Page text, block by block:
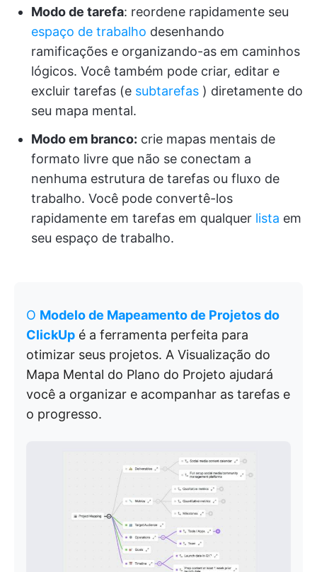
Modo de tarefa: reordene rapidamente seu
espaço de trabalho desenhando
ramificações e organizando-as em caminhos
lógicos. Você também pode criar, editar e
excluir tarefas (e subtarefas ) diretamente do
seu mapa mental.
Modo em branco: crie mapas mentais de
formato livre que não se conectam a
nenhuma estrutura de tarefas ou fluxo de
trabalho. Você pode convertê-los
rapidamente em tarefas em qualquer lista em
seu espaço de trabalho.
O Modelo de Mapeamento de Projetos do
ClickUp é a ferramenta perfeita para
otimizar seus projetos. A Visualização do
Mapa Mental do Plano do Projeto ajudará
você a organizar e acompanhar as tarefas e
o progresso.